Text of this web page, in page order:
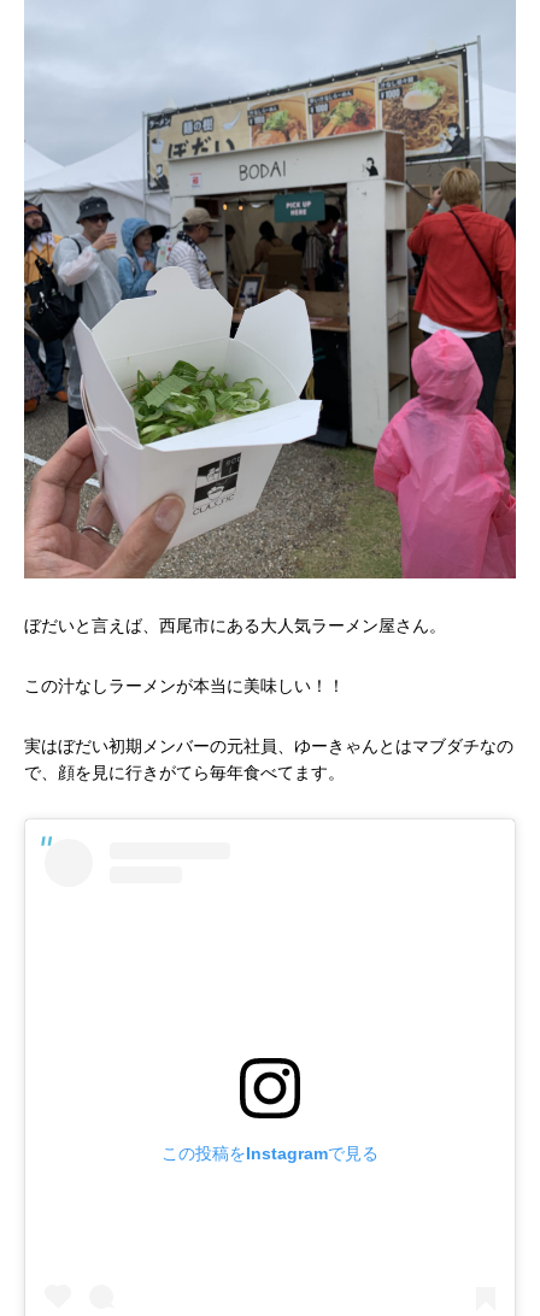
ぼだいと言えば、西尾市にある大人気ラーメン屋さん。
この汁なしラーメンが本当に美味しい！！
実はぼだい初期メンバーの元社員、ゆーきゃんとはマブダチなの
で、顔を見に行きがてら毎年食べてます。
この投稿をInstagramで見る